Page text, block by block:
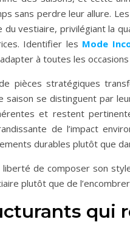
sans perdre leur allure.
du vestiaire, privilégiant la
Identifier les Mode
à toutes les
pièces stratégiques
se distinguent par
et restent
de l’impact
durables plutôt que
de composer son
plutôt que de
qui